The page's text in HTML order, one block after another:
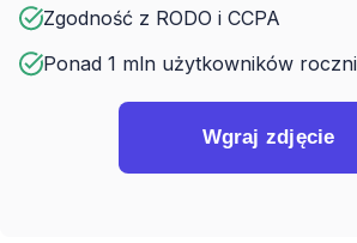
Zgodność z RODO i CCPA
Ponad 1 mln użytkowników
Wgraj zdjęcie